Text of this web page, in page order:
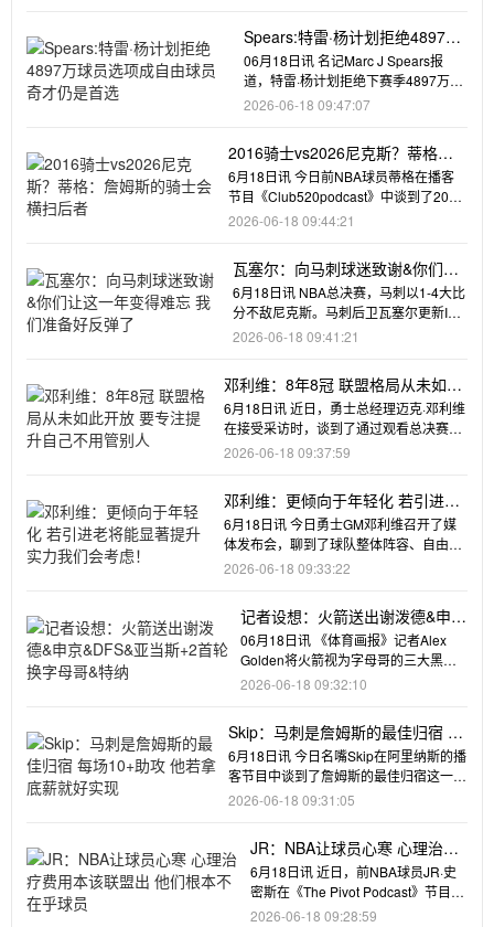
Spears:特雷·杨计划拒绝4897万
球员选项成自由球员 奇才仍是首
选
06月18日讯 名记Marc J Spears报
道，特雷·杨计划拒绝下赛季4897万美
元球员选项，将
2026-06-18 09:47:07
2016骑士vs2026尼克斯？蒂格：
詹姆斯的骑士会横扫后者
6月18日讯 今日前NBA球员蒂格在播客
节目《Club520podcast》中谈到了2016
年夺冠的
2026-06-18 09:44:21
瓦塞尔：向马刺球迷致谢&你们让
这一年变得难忘 我们准备好反弹
了
6月18日讯 NBA总决赛，马刺以1-4大比
分不敌尼克斯。马刺后卫瓦塞尔更新INS
道：“感谢马刺，这
2026-06-18 09:41:21
邓利维：8年8冠 联盟格局从未如此
开放 要专注提升自己不用管别人
6月18日讯 近日，勇士总经理迈克·邓利维
在接受采访时，谈到了通过观看总决赛对
选秀评估的影响，以及当
2026-06-18 09:37:59
邓利维：更倾向于年轻化 若引进老
将能显著提升实力我们会考虑！
6月18日讯 今日勇士GM邓利维召开了媒
体发布会，聊到了球队整体阵容、自由球
员市场和NBA选秀等多个
2026-06-18 09:33:22
记者设想：火箭送出谢泼德&申京
&DFS&亚当斯+2首轮 换字母哥&
特纳
06月18日讯 《体育画报》记者Alex
Golden将火箭视为字母哥的三大黑马
下家之一（独行侠、鹈
2026-06-18 09:32:10
Skip：马刺是詹姆斯的最佳归宿 每
场10+助攻 他若拿底薪就好实现
6月18日讯 今日名嘴Skip在阿里纳斯的播
客节目中谈到了詹姆斯的最佳归宿这一话
题。“勒布朗·詹姆斯
2026-06-18 09:31:05
JR：NBA让球员心寒 心理治疗
费用本该联盟出 他们根本不在
乎球员
6月18日讯 近日，前NBA球员JR·史
密斯在《The Pivot Podcast》节目
中，谈到了自
2026-06-18 09:28:59